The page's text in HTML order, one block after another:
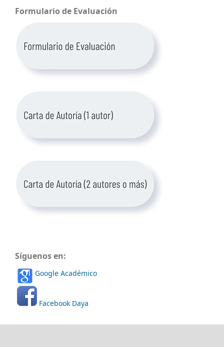
Formulario de Evaluación
Síguenos en:
Google Académico
Facebook Daya